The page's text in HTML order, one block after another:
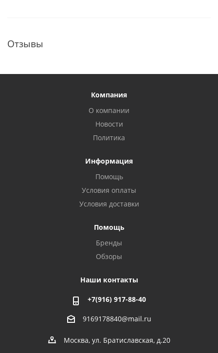
Отзывы
Компания
О компании
Новости
Политика
Информация
Помощь
Условия оплаты
Условия доставки
Помощь
Бренды
Обзоры
Наши контакты
+7(916) 917-88-40
9169178840@mail.ru
Москва, ул. Братиславская, д.20